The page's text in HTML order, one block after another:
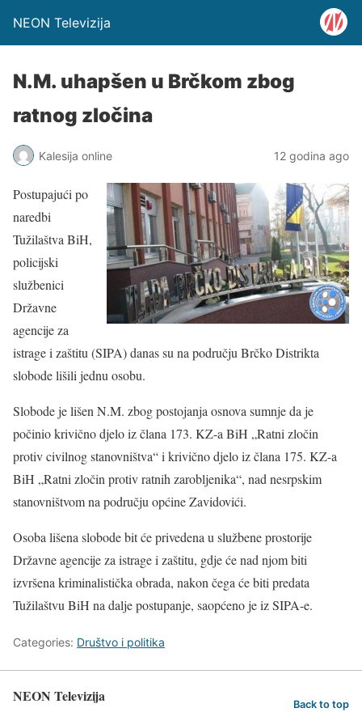
NEON Televizija
N.M. uhapšen u Brčkom zbog
ratnog zločina
Kalesija online 12 godina ago
Postupajući po
naredbi
Tužilaštva BiH,
policijski
službenici
Državne
agencije za
istrage i zaštitu (SIPA) danas su na području Brčko Distrikta
slobode lišili jednu osobu.
Slobode je lišen N.M. zbog postojanja osnova sumnje da je
počinio krivično djelo iz člana 173. KZ-a BiH „Ratni zločin
protiv civilnog stanovništva“ i krivično djelo iz člana 175. KZ-a
BiH „Ratni zločin protiv ratnih zarobljenika“, nad nesrpskim
stanovništvom na području općine Zavidovići.
Osoba lišena slobode bit će privedena u službene prostorije
Državne agencije za istrage i zaštitu, gdje će nad njom biti
izvršena kriminalistička obrada, nakon čega će biti predata
Tužilaštvu BiH na dalje postupanje, saopćeno je iz SIPA-e.
Categories: Društvo i politika
NEON Televizija Back to top